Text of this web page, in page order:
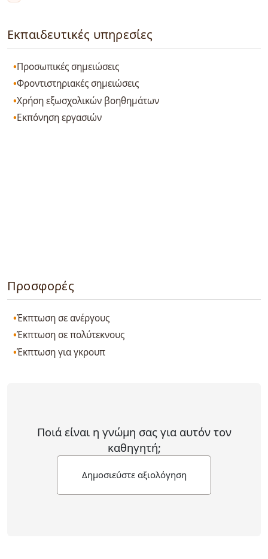
Εκπαιδευτικές υπηρεσίες
Προσωπικές σημειώσεις
Φροντιστηριακές σημειώσεις
Χρήση εξωσχολικών βοηθημάτων
Εκπόνηση εργασιών
Προσφορές
Έκπτωση σε ανέργους
Έκπτωση σε πολύτεκνους
Έκπτωση για γκρουπ
Ποιά είναι η γνώμη σας για αυτόν τον
καθηγητή;
Δημοσιεύστε αξιολόγηση